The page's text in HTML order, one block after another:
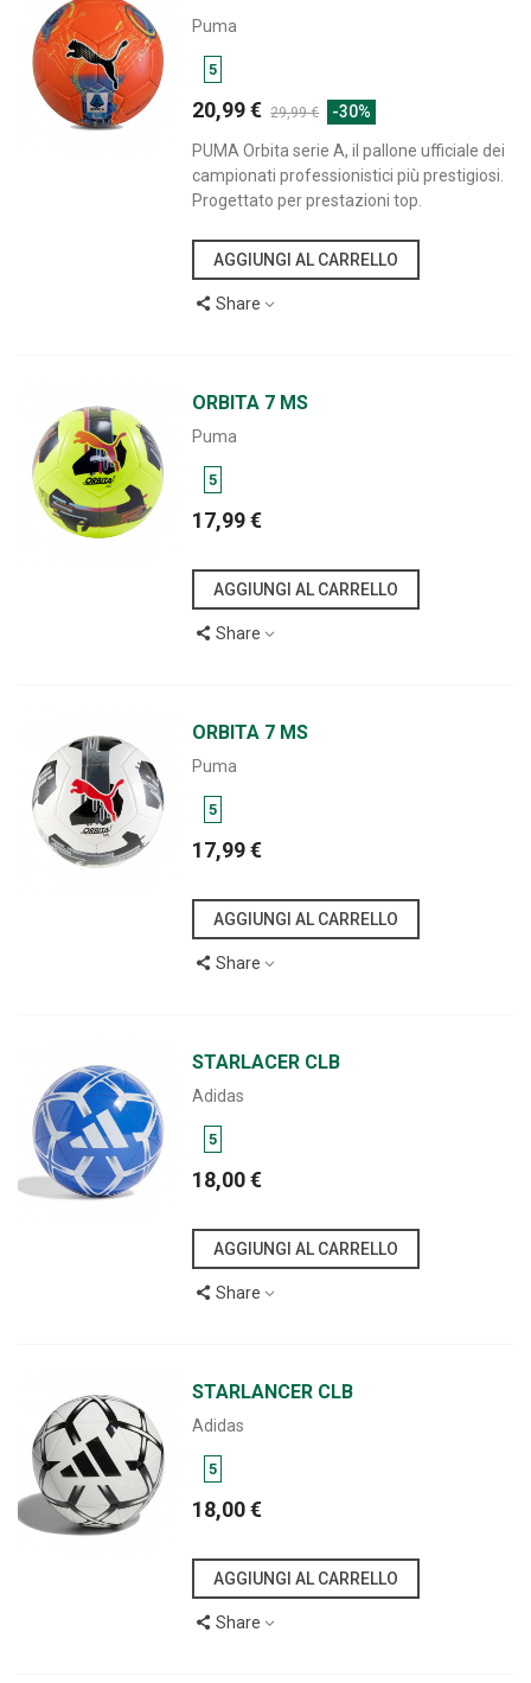
Puma
5
20,99 € 29,99 € -30%
PUMA Orbita serie A, il pallone ufficiale dei
campionati professionistici più prestigiosi.
Progettato per prestazioni top.
AGGIUNGI AL CARRELLO
Share
ORBITA 7 MS
Puma
5
17,99 €
AGGIUNGI AL CARRELLO
Share
ORBITA 7 MS
Puma
5
17,99 €
AGGIUNGI AL CARRELLO
Share
STARLACER CLB
Adidas
5
18,00 €
AGGIUNGI AL CARRELLO
Share
STARLANCER CLB
Adidas
5
18,00 €
AGGIUNGI AL CARRELLO
Share